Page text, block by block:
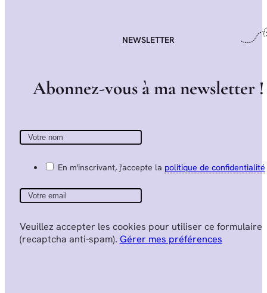
NEWSLETTER
Abonnez-vous àmanewsletter !
En m'inscrivant, j'accepte la politique de confidentialité
Veuillez accepter les cookies pour utiliser ce formulaire
(recaptcha anti-spam). Gérer mes préférences